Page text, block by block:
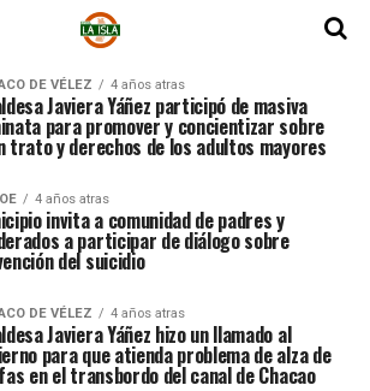
DE VÉLEZ 4 años atras
Javiera Yáñez participó de masiva
para promover y concientizar sobre
trato y derechos de los adultos mayores
4 años atras
invita a comunidad de padres y
a participar de diálogo sobre
del suicidio
DE VÉLEZ 4 años atras
Javiera Yáñez hizo un llamado al
para que atienda problema de alza de
en el transbordo del canal de Chacao